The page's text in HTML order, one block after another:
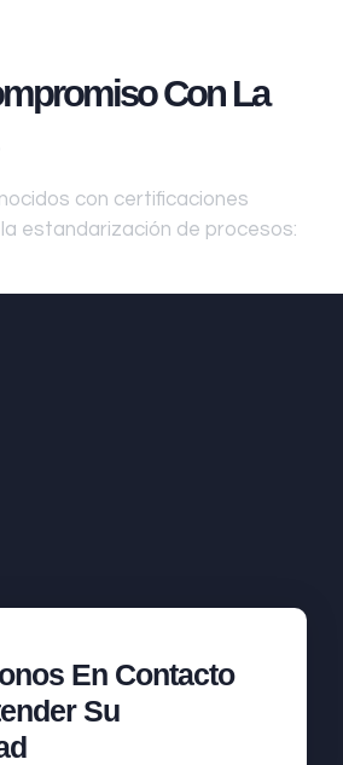
Con La
con certificaciones
estandarización de procesos:
En Contacto
Su